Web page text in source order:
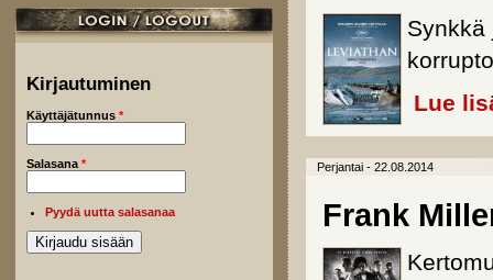
Kirjautuminen
Käyttäjätunnus *
Salasana *
Pyydä uutta salasanaa
Synkkä
Lue
Perjantai - 22.08.2014
Frank